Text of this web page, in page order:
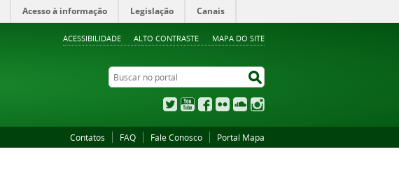
ACESSIBILIDADE ALTO CONTRASTE MAPA DO SITE
Acesso à informação Legislação Canais
Buscar no portal
TwitterYouTubeFacebook
Flickr SoundCloud
Contatos FAQ Fale Conosco Portal Mapa